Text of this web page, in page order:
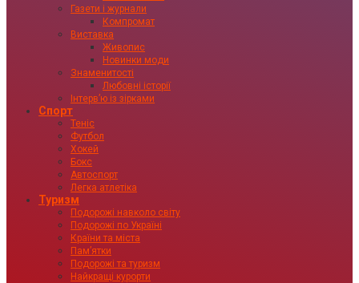
Газети і журнали
Компромат
Виставка
Живопис
Новинки моди
Знаменитості
Любовні історії
Інтервʼю із зірками
Спорт
Теніс
Футбол
Хокей
Бокс
Автоспорт
Легка атлетіка
Туризм
Подорожі навколо світу
Подорожі по Україні
Країни та міста
Пам’ятки
Подорожі та туризм
Найкращі курорти